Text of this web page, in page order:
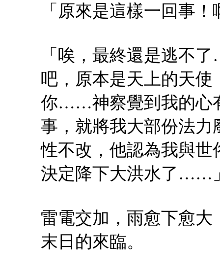
「原來是這樣一回事
「唉，最終還是逃不
吧，原本是天上的天
你……神察覺到我的心
事，就將我大部份法
性不改，他認為我與
決定降下大洪水了……
雷電交加，雨愈下愈
末日的來臨。